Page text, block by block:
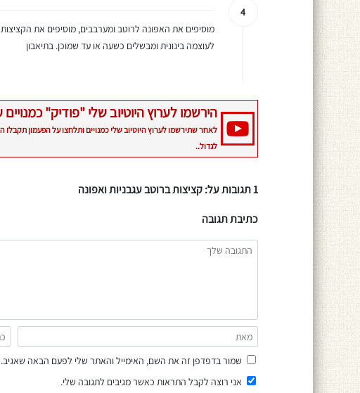
4
מוסיפים את האפונה לרוטב ומערבבים, מוסיפים את
לעוצמה בינונית ומבשלים כשעה או עד שמוכן. בתיאבון
הירשמו לערוץ היוטיוב שלי "פודיק" כמנויים
לאחר שתירשמו לערוץ היוטיוב שלי כמנויים ותלחצו על הפעמון
לגדול..
1 תגובות על: קציצות ברוטב עגבניות ואפונה
כתיבת תגובה
שמור בדפדפן זה את השם, האימייל והאתר שלי לפעם הבאה שאגיב.
אני רוצה לקבל התראות כאשר מגיבים לתגובה שלי.